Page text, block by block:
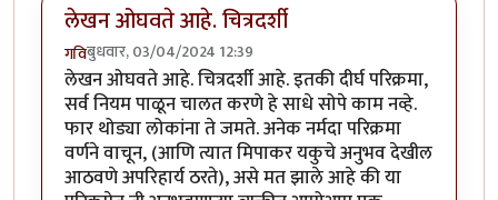
लेखन ओघवते आहे. चित्रदर्शी
गविबुधवार, 03/04/2024 12:39
लेखन ओघवते आहे. चित्रदर्शी आहे. इतकी दीर्घ परिक्रमा,
सर्व नियम पाळून चालत करणे हे साधे सोपे काम नव्हे.
फार थोड्या लोकांना ते जमते. अनेक नर्मदा परिक्रमा
वर्णने वाचून, (आणि त्यात मिपाकर यकुचे अनुभव देखील
आठवणे अपरिहार्य ठरते), असे मत झाले आहे की या